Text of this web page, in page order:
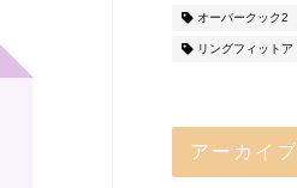
オーバークック2
リングフィットア
アーカイブ